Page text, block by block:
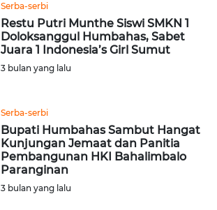
Serba-serbi
Restu Putri Munthe Siswi SMKN 1
Doloksanggul Humbahas, Sabet
Juara 1 Indonesia’s Girl Sumut
3 bulan yang lalu
Serba-serbi
Bupati Humbahas Sambut Hangat
Kunjungan Jemaat dan Panitia
Pembangunan HKI Bahalimbalo
Paranginan
3 bulan yang lalu